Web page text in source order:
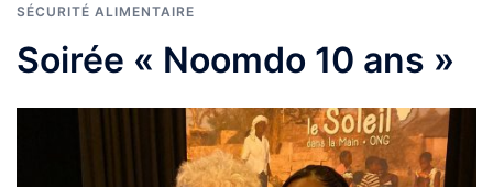
SÉCURITÉ ALIMENTAIRE
Soirée « Noomdo 10 ans »